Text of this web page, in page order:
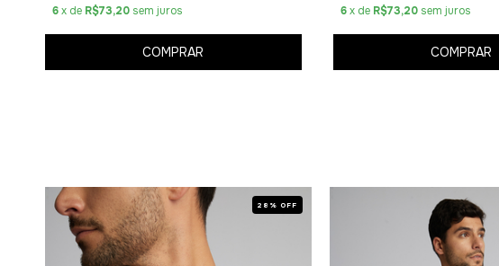
6x de R$73,20 sem juros
COMPRAR
6 x de R$73,20 sem juros
COMPRAR
28% OFF